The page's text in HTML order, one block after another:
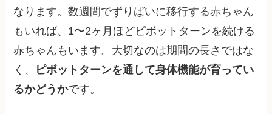
なります。数週間でずりばいに移行する赤ちゃん
もいれば、1〜2ヶ月ほどピボットターンを続ける
赤ちゃんもいます。大切なのは期間の長さではな
く、
ピボットターンを通して身体機能が育ってい
るかどうかです。